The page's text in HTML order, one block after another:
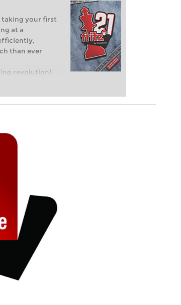
taking your first
at a
than ever
revolution!
of club chess,